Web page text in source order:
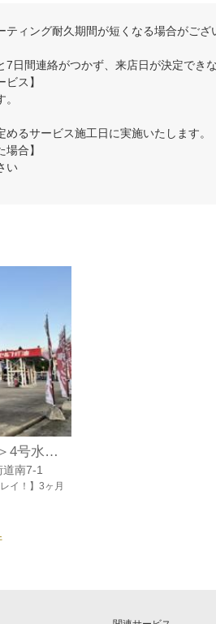
ティング耐久期間が短くなる場合がご
7日間連絡がつかず、来店日が決定でき
ビス】
るサービス施工日に実施いたします。
場合】
い
＜キーパープロショップ＞4号水沢インター
南7-1
イ！】3ヶ月